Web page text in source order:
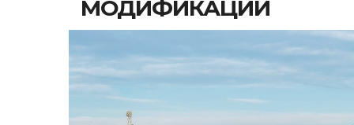
МОДИФИКАЦИИ